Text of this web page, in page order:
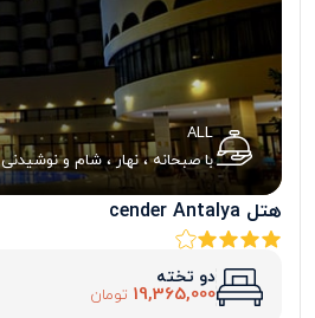
ALL
با صبحانه ، نهار ، شام و نوشیدنی
هتل cender Antalya
دو تخته
19,365,000 تومان